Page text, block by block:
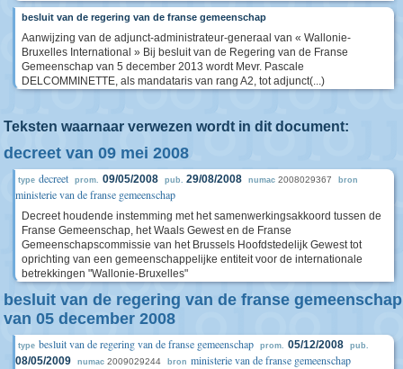
besluit van de regering van de franse gemeenschap
Aanwijzing van de adjunct-administrateur-generaal van « Wallonie-
Bruxelles International » Bij besluit van de Regering van de Franse
Gemeenschap van 5 december 2013 wordt Mevr. Pascale
DELCOMMINETTE, als mandataris van rang A2, tot adjunct(...)
Teksten waarnaar verwezen wordt in dit document:
decreet van 09 mei 2008
type decreet prom. 09/05/2008 pub. 29/08/2008 numac 2008029367 bron
ministerie van de franse gemeenschap
Decreet houdende instemming met het samenwerkingsakkoord tussen de
Franse Gemeenschap, het Waals Gewest en de Franse
Gemeenschapscommissie van het Brussels Hoofdstedelijk Gewest tot
oprichting van een gemeenschappelijke entiteit voor de internationale
betrekkingen "Wallonie-Bruxelles"
besluit van de regering van de franse gemeenschap
van 05 december 2008
type besluit van de regering van de franse gemeenschap prom. 05/12/2008 pub.
08/05/2009 numac 2009029244 bron ministerie van de franse gemeenschap